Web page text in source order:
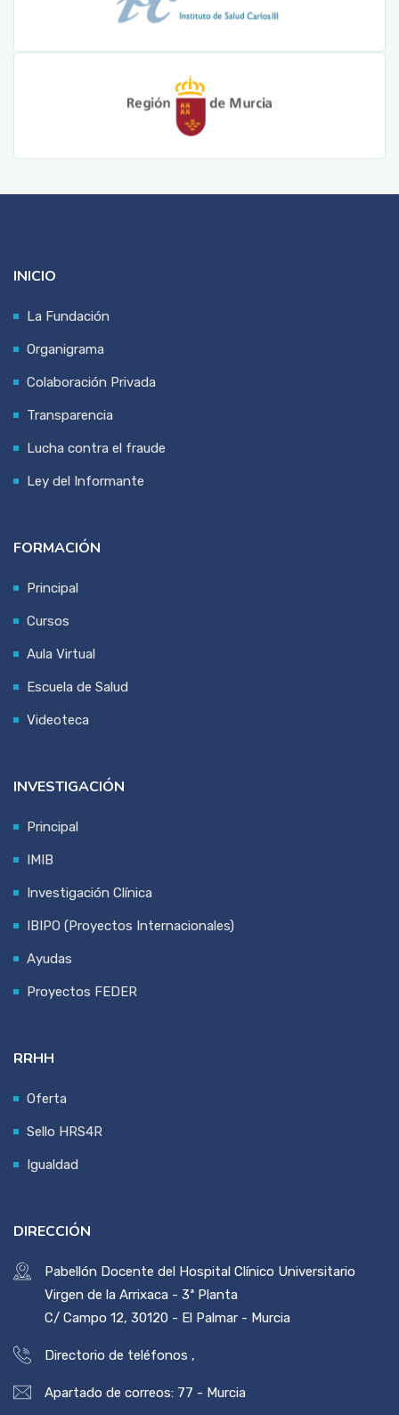
INICIO
La Fundación
Organigrama
Colaboración Privada
Transparencia
Lucha contra el fraude
Ley del Informante
FORMACIÓN
Principal
Cursos
Aula Virtual
Escuela de Salud
Videoteca
INVESTIGACIÓN
Principal
IMIB
Investigación Clínica
IBIPO (Proyectos Internacionales)
Ayudas
Proyectos FEDER
RRHH
Oferta
Sello HRS4R
Igualdad
DIRECCIÓN
Pabellón Docente del Hospital Clínico Universitario
Virgen de la Arrixaca - 3ª Planta
C/ Campo 12, 30120 - El Palmar - Murcia
Directorio de teléfonos ,
Apartado de correos: 77 - Murcia